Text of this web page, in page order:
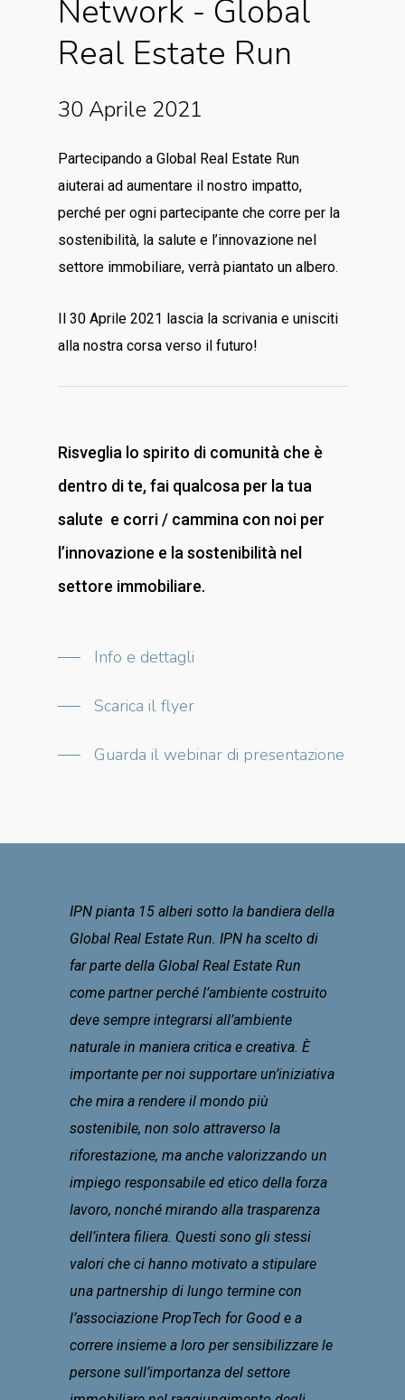
Network - Global
Real Estate Run
30 Aprile 2021
Partecipando a Global Real Estate Run
aiuterai ad aumentare il nostro impatto,
perché per ogni partecipante che corre per la
sostenibilità, la salute e l’innovazione nel
settore immobiliare, verrà piantato un albero.
Il 30 Aprile 2021 lascia la scrivania e unisciti
alla nostra corsa verso il futuro!
Risveglia lo spirito di comunità che è
dentro di te, fai qualcosa per la tua
salute e corri / cammina con noi per
l’innovazione e la sostenibilità nel
settore immobiliare.
Info e dettagli
Scarica il flyer
Guarda il webinar di presentazione
IPN pianta 15 alberi sotto la bandiera della
Global Real Estate Run. IPN ha scelto di
far parte della Global Real Estate Run
come partner perché l’ambiente costruito
deve sempre integrarsi all’ambiente
naturale in maniera critica e creativa. È
importante per noi supportare un’iniziativa
che mira a rendere il mondo più
sostenibile, non solo attraverso la
riforestazione, ma anche valorizzando un
impiego responsabile ed etico della forza
lavoro, nonché mirando alla trasparenza
dell’intera filiera. Questi sono gli stessi
valori che ci hanno motivato a stipulare
una partnership di lungo termine con
l’associazione PropTech for Good e a
correre insieme a loro per sensibilizzare le
persone sull’importanza del settore